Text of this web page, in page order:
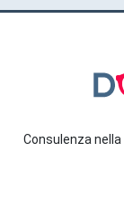
Consulenza